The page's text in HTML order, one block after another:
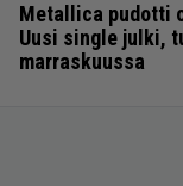
Metallica pudotti
Uusi single julki,
marraskuussa